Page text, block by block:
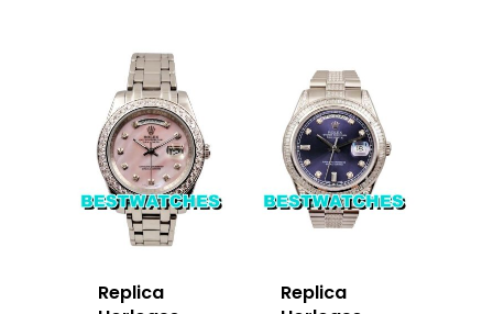
Replica
Replica